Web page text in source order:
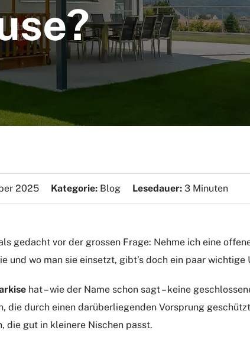
2025 Kategorie: Blog Lesedauer:3 Minuten
gedacht vor der grossen Frage: Nehme ich eine
und wo man sie einsetzt, gibt’s doch ein paar wichtige
hat – wie der Name schon sagt – keine
durch einen darüberliegenden Vorsprung
die gut in kleinere Nischen passt.